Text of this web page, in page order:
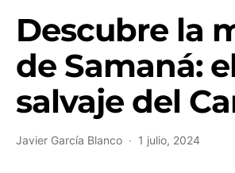
Descubre la
de Samaná:
salvaje del
Javier García Blanco 1 julio, 2024